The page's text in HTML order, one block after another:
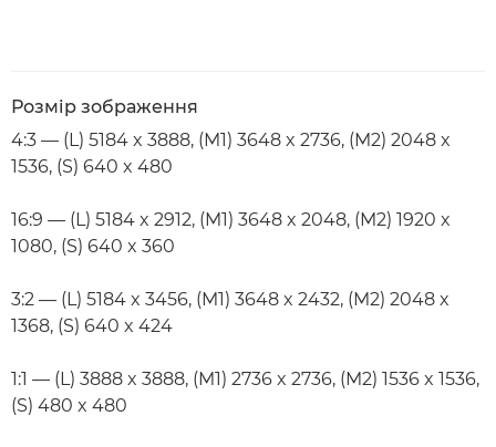
Розмір зображення
4:3 — (L) 5184 x 3888, (M1) 3648 x 2736, (M2) 2048 x
1536, (S) 640 x 480
16:9 — (L) 5184 x 2912, (M1) 3648 x 2048, (M2) 1920 x
1080, (S) 640 x 360
3:2 — (L) 5184 x 3456, (M1) 3648 x 2432, (M2) 2048 x
1368, (S) 640 x 424
1:1 — (L) 3888 x 3888, (M1) 2736 x 2736, (M2) 1536 x 1536,
(S) 480 x 480